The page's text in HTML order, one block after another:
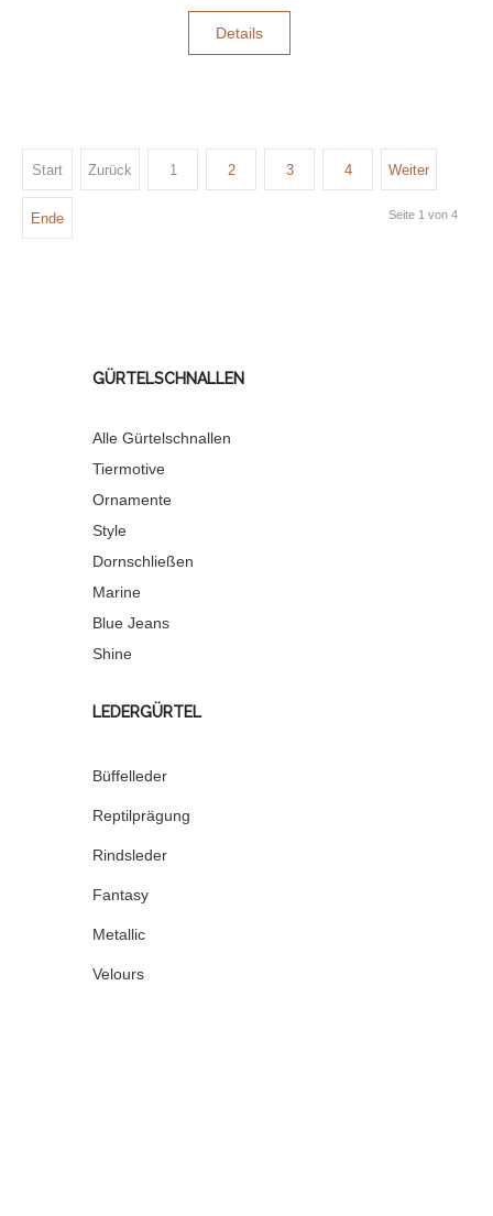
Details
Start Zurück 1 2 3 4 Weiter
Ende Seite 1 von 4
GÜRTELSCHNALLEN
Alle Gürtelschnallen
Tiermotive
Ornamente
Style
Dornschließen
Marine
Blue Jeans
Shine
LEDERGÜRTEL
Büffelleder
Reptilprägung
Rindsleder
Fantasy
Metallic
Velours